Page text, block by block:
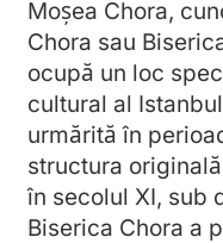
Moșea Chora,
Chora sau
ocupă un loc
cultural al
urmărită în
structura
în secolul XI, sub
Biserica Chora a